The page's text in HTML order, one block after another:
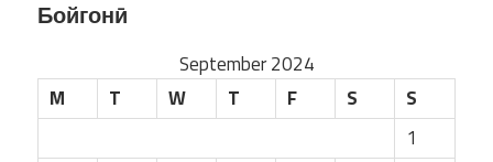
Бойгонӣ
September 2024
M
T W T F S
S
1